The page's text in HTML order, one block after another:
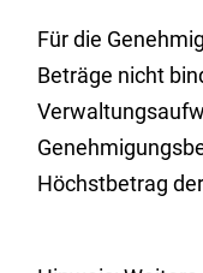
Für die
Beträge nicht
Höchstbetrag